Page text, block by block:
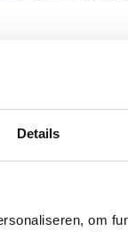
Details
om
financiële
om het
in dienst
voor